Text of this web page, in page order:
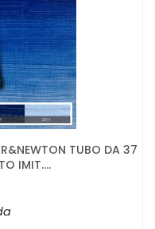
TUBO DA 37
IMIT....